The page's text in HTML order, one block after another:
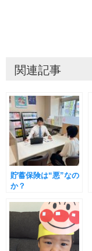
関連記事
貯蓄保険は“悪”なの
か？